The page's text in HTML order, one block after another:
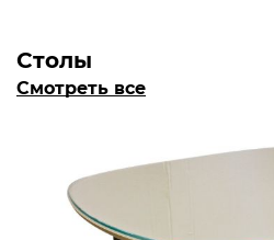
Столы
Смотреть все